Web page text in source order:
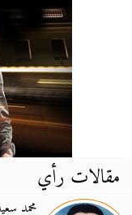
مقالات رأي
محمد